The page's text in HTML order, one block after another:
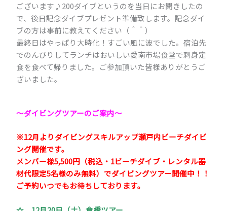
ございます♪200ダイブというのを当日にお聞きしたの
で、後日記念ダイブプレゼント準備致します。記念ダイ
ブの方は事前に教えてください（＾＾）
最終日はやっぱり大時化！すごい風に波でした。宿泊先
でのんびりしてランチはおいしい愛南市場食堂で刺身定
食を食べて帰りました。ご参加頂いた皆様ありがとうご
ざいました。
～ダイビングツアーのご案内～
※12月よりダイビングスキルアップ瀬戸内ビーチダイビ
ング開催です。
メンバー様5,500円（税込・1ビーチダイブ・レンタル器
材代限定5名様のみ無料）でダイビングツアー開催中！！
ご予約いつでもお待ちしております。